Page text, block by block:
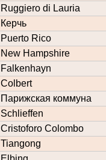
Ruggiero di Lauria
Керчь
Puerto Rico
New Hampshire
Falkenhayn
Colbert
Парижская коммуна
Schlieffen
Cristoforo Colombo
Tiangong